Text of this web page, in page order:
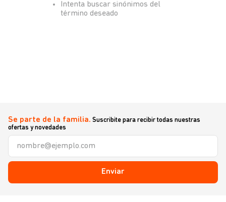
Intenta buscar sinónimos del
término deseado
Se parte de la familia. Suscribite para recibir todas nuestras
ofertas y novedades
Enviar